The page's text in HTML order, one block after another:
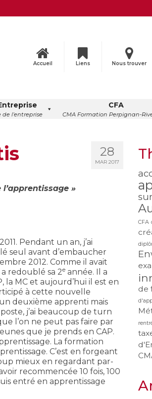
Accueil Liens Nous trouver
de l’entreprise
CFA
CMA Formation Perpignan-
28
MAR 2017
»
Pendant un an, j’ai
seul avant d’embaucher
2012. Comme il avait
redoublé sa 2e année. Il a
la MC et aujourd’hui il est en
à cette nouvelle
un deuxième apprenti mais
j’ai beaucoup de turn
l’on ne peut pas faire par
que je prends en CAP.
La formation
C’est en forgeant
mieux en regardant par-
recommencée 10 fois, 100
entré en apprentissage
CFA
de